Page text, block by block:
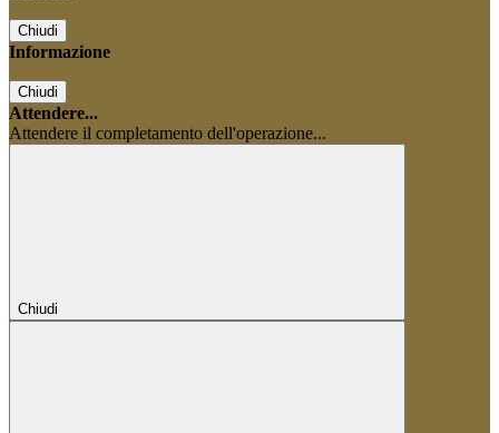
Chiudi
Informazione
Chiudi
Attendere...
Attendere il completamento dell'operazione...
Chiudi